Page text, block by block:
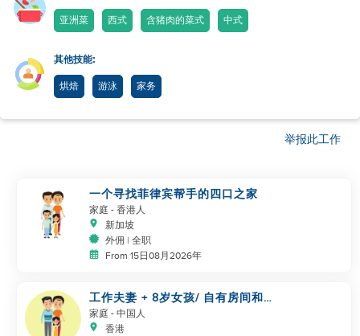
亚洲菜 西式 含猪肉的菜式 中式
其他技能:
烘焙 游泳 家务
举报此工作
一个寻找菲律宾帮手的四口之家
家庭 - 香港人
新加坡
外佣 | 全职
From 15日08月2026年
工作夫妻 + 8岁女孩/ 自有房间和
厕所/ 5500-6000
家庭 - 中国人
香港